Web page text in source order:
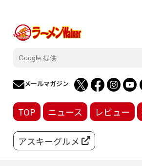
メールマガジン
TOP ニュース レビュー
アスキーグルメ